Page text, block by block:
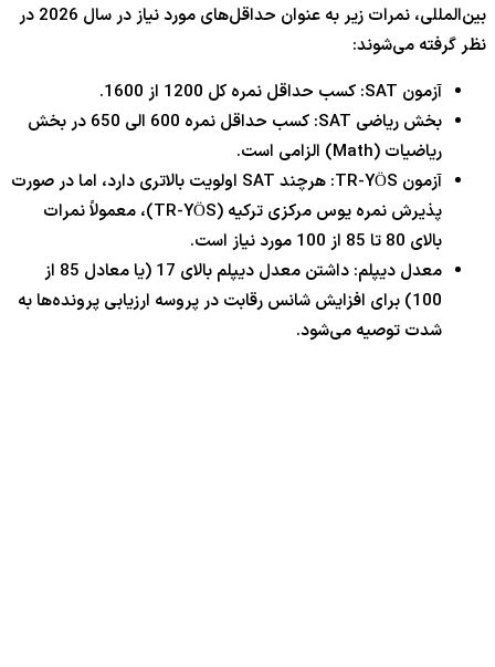
بین‌المللی، نمرات زیر به عنوان حداقل‌های مورد نیاز در سال 2026 در
نظر گرفته می‌شوند:
آزمون SAT: کسب حداقل نمره کل 1200 از 1600.
بخش ریاضی SAT: کسب حداقل نمره 600 الی 650 در بخش
ریاضیات (Math) الزامی است.
آزمون TR-YÖS: هرچند SAT اولویت بالاتری دارد، اما در صورت
پذیرش نمره یوس مرکزی ترکیه (TR-YÖS)، معمولاً نمرات
بالای 80 تا 85 از 100 مورد نیاز است.
معدل دیپلم: داشتن معدل دیپلم بالای 17 (یا معادل 85 از
100) برای افزایش شانس رقابت در پروسه ارزیابی پرونده‌ها به
شدت توصیه می‌شود.